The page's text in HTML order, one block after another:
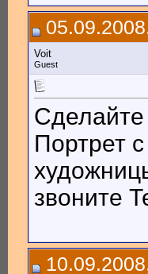
Voit
Guest
Портрет
звоните